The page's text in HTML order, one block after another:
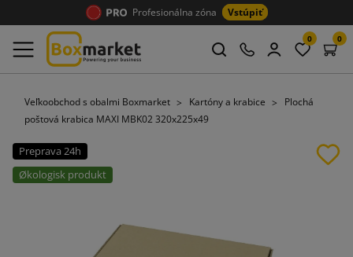
Profesionálna zóna Vstúpiť
0 0
Veľkoobchod s obalmi Boxmarket Kartóny a krabice
Plochá
poštová krabica MAXI MBK02 320x225x49
Preprava 24h
Økologisk produkt